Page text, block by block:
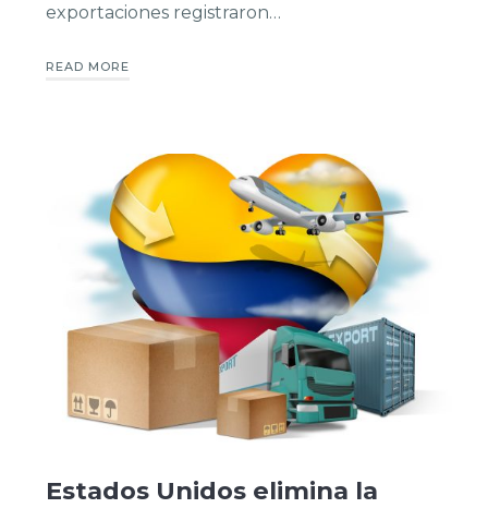
exportaciones registraron…
READ MORE
Estados Unidos elimina la